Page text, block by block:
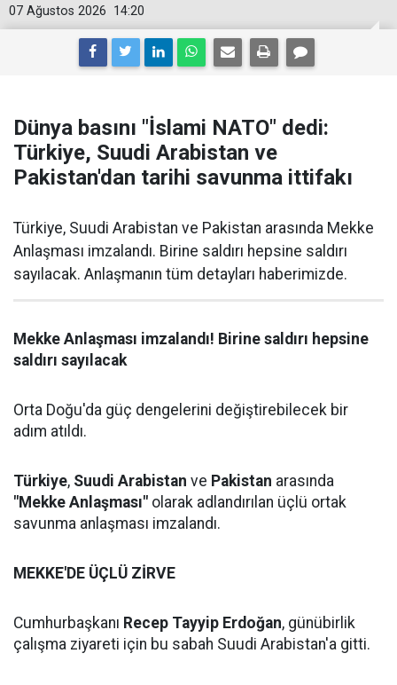
14:20
07 Ağustos 2026
Dünya basını "İslami NATO" dedi:
Türkiye, Suudi Arabistan ve
Pakistan'dan tarihi savunma ittifakı
Türkiye, Suudi Arabistan ve Pakistan arasında Mekke
Anlaşması imzalandı. Birine saldırı hepsine saldırı
sayılacak. Anlaşmanın tüm detayları haberimizde.
Mekke Anlaşması imzalandı! Birine saldırı hepsine
saldırı sayılacak
Orta Doğu'da güç dengelerini değiştirebilecek bir
adım atıldı.
Türkiye, Suudi Arabistan ve Pakistan arasında
"Mekke Anlaşması" olarak adlandırılan üçlü ortak
savunma anlaşması imzalandı.
MEKKE'DE ÜÇLÜ ZİRVE
Cumhurbaşkanı Recep Tayyip Erdoğan, günübirlik
çalışma ziyareti için bu sabah Suudi Arabistan'a gitti.